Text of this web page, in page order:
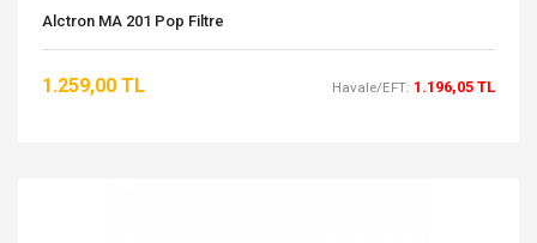
Alctron MA 201 Pop Filtre
1.259,00 TL Havale/EFT: 1.196,05 TL